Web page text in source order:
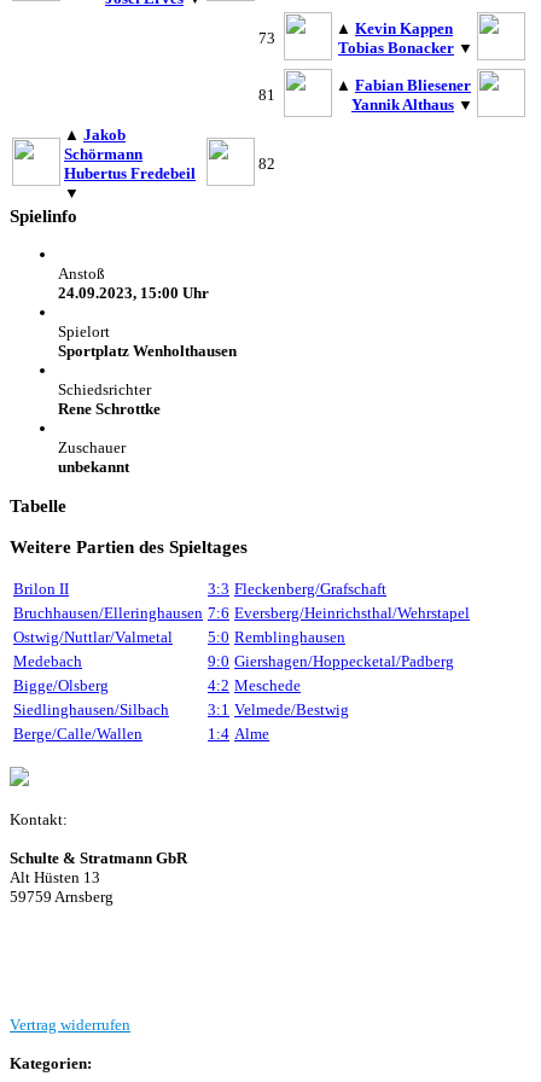
73
▲ Kevin Kappen
Tobias Bonacker ▼
81
▲ Fabian Bliesener
Yannik Althaus ▼
▲ Jakob
Schörmann
Hubertus Fredebeil
▼
82
Spielinfo
Anstoß
24.09.2023, 15:00 Uhr
Spielort
Sportplatz Wenholthausen
Schiedsrichter
Rene Schrottke
Zuschauer
unbekannt
Tabelle
Weitere Partien des Spieltages
Brilon II 3:3 Fleckenberg/Grafschaft
Bruchhausen/Elleringhausen 7:6 Eversberg/Heinrichsthal/Wehrstapel
Ostwig/Nuttlar/Valmetal
5:0 Remblinghausen
Medebach
9:0 Giershagen/Hoppecketal/Padberg
Bigge/Olsberg
4:2 Meschede
Siedlinghausen/Silbach
3:1 Velmede/Bestwig
Berge/Calle/Wallen
1:4 Alme
Kontakt:
Schulte & Stratmann GbR
Alt Hüsten 13
59759 Arnsberg
Vertrag widerrufen
Kategorien: